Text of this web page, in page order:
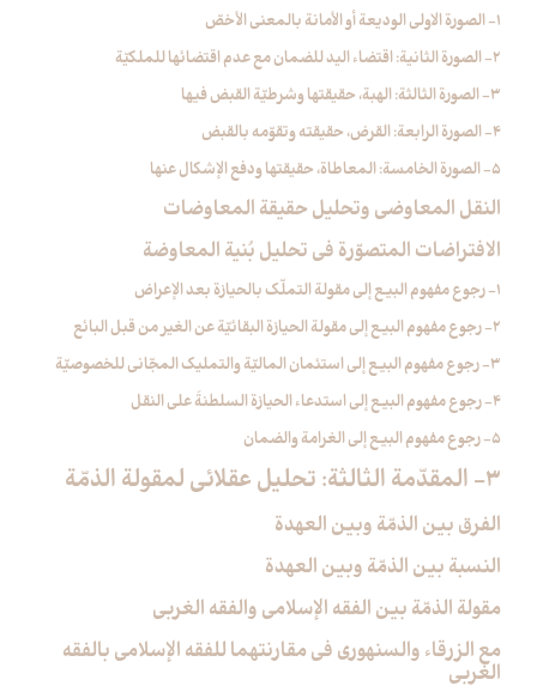
1- الصورة الاولى الوديعة أو الأمانة بالمعنى الأخصّ
2- الصورة الثانية: اقتضاء اليد للضمان مع عدم اقتضائها للملكيّة
3- الصورة الثالثة: الهبة، حقيقتها وشرطيّة القبض فيها
4- الصورة الرابعة: القرض، حقيقته وتقوّمه بالقبض
5- الصورة الخامسة: المعاطاة، حقيقتها ودفع الإشكال عنها
النقل المعاوضي وتحليل حقيقة المعاوضات
الافتراضات المتصوّرة في تحليل بُنية المعاوضة
1- رجوع مفهوم البيع إلى مقولة التملّك بالحيازة بعد الإعراض
2- رجوع مفهوم البيع إلى مقولة الحيازة البقائيّة عن الغير من قبل البائع
3- رجوع مفهوم البيع إلى استئمان الماليّة والتمليك المجّاني للخصوصيّة
4- رجوع مفهوم البيع إلى استدعاء الحيازة السلطنةَ على النقل
5- رجوع مفهوم البيع إلى الغرامة والضمان
3- المقدّمة الثالثة: تحليل عقلائي لمقولة الذمّة
الفرق بين الذمّة وبين العهدة
النسبة بين الذمّة وبين العهدة
مقولة الذمّة بين الفقه الإسلامي والفقه الغربي
مع الزرقاء والسنهوري في مقارنتهما للفقه الإسلامي بالفقه
الغربي